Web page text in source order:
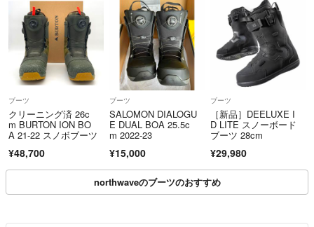
ブーツ
クリーニング済 26c
m BURTON ION BO
A 21-22 スノボブーツ
¥48,700
ブーツ
SALOMON DIALOGU
E DUAL BOA 25.5c
m 2022-23
¥15,000
ブーツ
［新品］DEELUXE I
D LITE スノーボード
ブーツ 28cm
¥29,980
northwaveのブーツのおすすめ